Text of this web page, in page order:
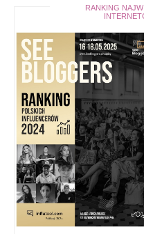
RANKING